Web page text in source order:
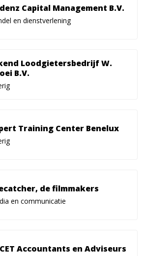
Capital Management B.V.
en dienstverlening
Loodgietersbedrijf W.
B.V.
Training Center Benelux
de filmmakers
en communicatie
Accountants en Adviseurs